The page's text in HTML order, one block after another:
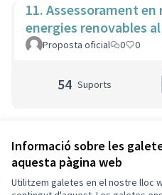
Informació sobre les
aquesta pàgina web
Utilitzem galetes en el nostre lloc
11. Assessorament
energies renovables
Proposta oficial 0 0
54 Suports
Veure totes les propostes retirades
Termes i condicions d'ús